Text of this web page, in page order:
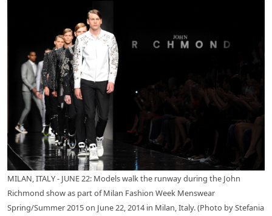
MILAN, ITALY - JUNE 22: Models walk the runway during the John
Richmond show as part of Milan Fashion Week Menswear
Spring/Summer 2015 on June 22, 2014 in Milan, Italy. (Photo by Stefania